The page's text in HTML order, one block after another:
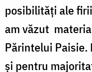
posibilităţi ale
am văzut
Părintelui Paisie.
şi pentru